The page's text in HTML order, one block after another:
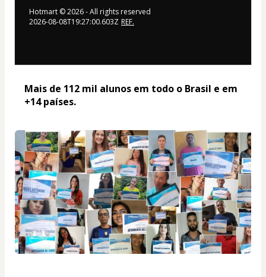
Hotmart ©2026- All rights reserved
2026-08-08T19:27:00.603Z REF.
Mais de 112 mil alunos em todo o Brasil e em
+14 países.